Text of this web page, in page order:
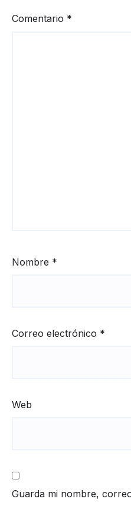
Comentario *
Nombre *
Correo electrónico *
Web
Guarda mi nombre,